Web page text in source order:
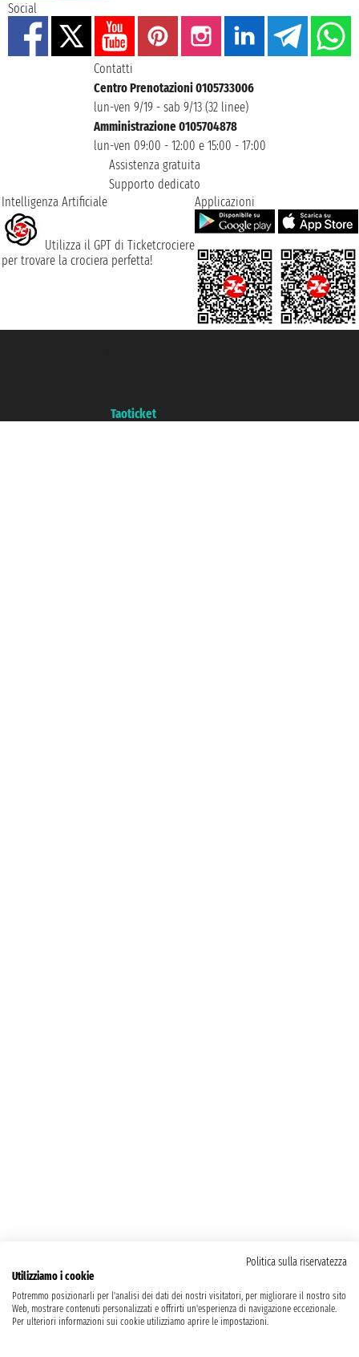
Social
Contatti
Centro Prenotazioni 0105733006
lun-ven 9/19 - sab 9/13 (32 linee)
Amministrazione 0105704878
lun-ven 09:00 - 12:00 e 15:00 - 17:00
Assistenza gratuita
Supporto dedicato
Intelligenza Artificiale
Utilizza il GPT di Ticketcrociere
per trovare la crociera perfetta!
Applicazioni
Taoticket
Politica sulla riservatezza
Utilizziamo i cookie
Potremmo posizionarli per l'analisi dei dati dei nostri visitatori, per migliorare il nostro sito
Web, mostrare contenuti personalizzati e offrirti un'esperienza di navigazione eccezionale.
Per ulteriori informazioni sui cookie utilizziamo aprire le impostazioni.